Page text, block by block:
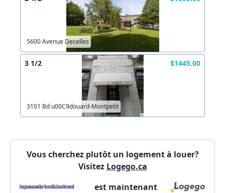
5600 Avenue Decelles
3 1/2 $1445.00
3101 Bd u00C9douard-Montpetit
Vous cherchez plutôt un logement à louer?
Visitez Logego.ca
est maintenant